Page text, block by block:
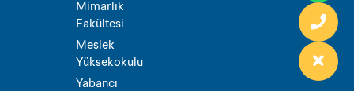
Mimarlık
Fakültesi
Meslek
Yüksekokulu
Yabancı